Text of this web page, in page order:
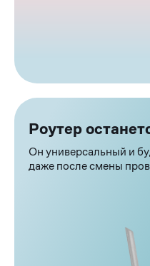
Роутер
Он универсальный и
даже после смены